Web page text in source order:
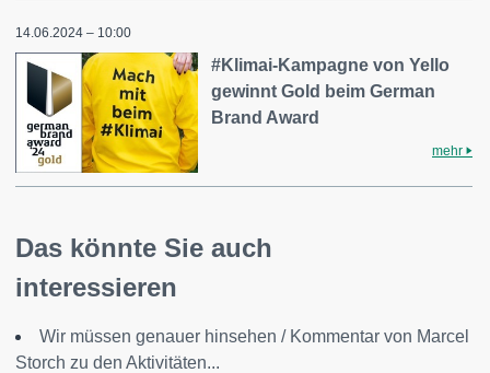
14.06.2024 – 10:00
#Klimai-Kampagne von Yello
gewinnt Gold beim German
Brand Award
mehr
Das könnte Sie auch
interessieren
Wir müssen genauer hinsehen / Kommentar von Marcel
Storch zu den Aktivitäten...